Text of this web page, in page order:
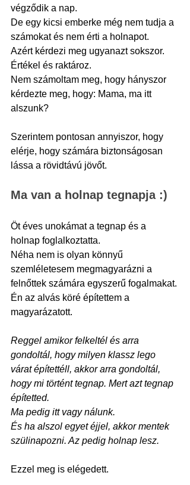
végződik a nap.
De egy kicsi emberke még nem tudja a
számokat és nem érti a holnapot.
Azért kérdezi meg ugyanazt sokszor.
Értékel és raktároz.
Nem számoltam meg, hogy hányszor
kérdezte meg, hogy: Mama, ma itt
alszunk?
Szerintem pontosan annyiszor, hogy
elérje, hogy számára biztonságosan
lássa a rövidtávú jövőt.
Ma van a holnap tegnapja :)
Öt éves unokámat a tegnap és a
holnap foglalkoztatta.
Néha nem is olyan könnyű
szemléletesem megmagyarázni a
felnőttek számára egyszerű fogalmakat.
Én az alvás köré építettem a
magyarázatott.
Reggel amikor felkeltél és arra
gondoltál, hogy milyen klassz lego
várat építettéll, akkor arra gondoltál,
hogy mi történt tegnap. Mert azt tegnap
építetted.
Ma pedig itt vagy nálunk.
És ha alszol egyet éjjel, akkor mentek
szülinapozni. Az pedig holnap lesz.
Ezzel meg is elégedett.